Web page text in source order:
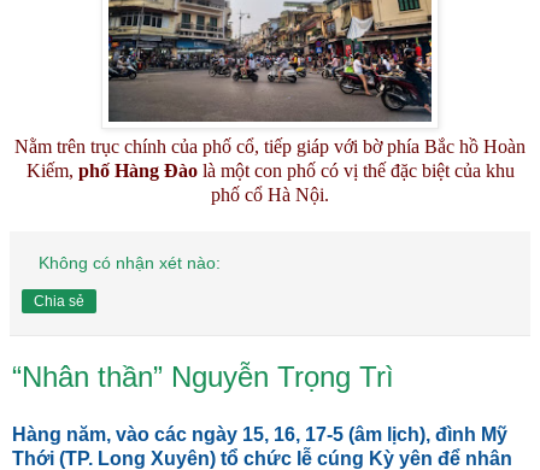
Nằm trên trục chính của phố cổ, tiếp giáp với bờ phía Bắc hồ Hoàn
Kiếm, phố Hàng Đàolà một con phố có vị thế đặc biệt của khu
phố cổ Hà Nội.
Không có nhận xét nào:
Chia sẻ
“Nhân thần” Nguyễn Trọng Trì
Hàng năm, vào các ngày 15, 16, 17-5 (âm lịch), đình Mỹ
Thới (TP. Long Xuyên) tổ chức lễ cúng Kỳ yên để nhân